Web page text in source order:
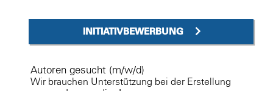
INITIATIVBEWERBUNG
Autoren gesucht (m/w/d)
Wir brauchen Unterstützung bei der Erstellung